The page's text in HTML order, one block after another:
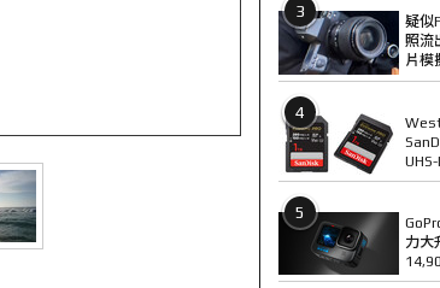
3
疑似
照流
片模
4
5
力大